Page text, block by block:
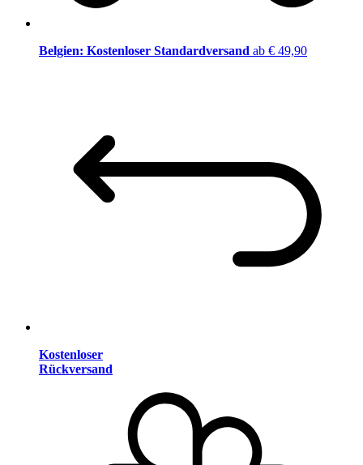
Belgien: Kostenloser Standardversand ab € 49,90
Kostenloser
Rückversand